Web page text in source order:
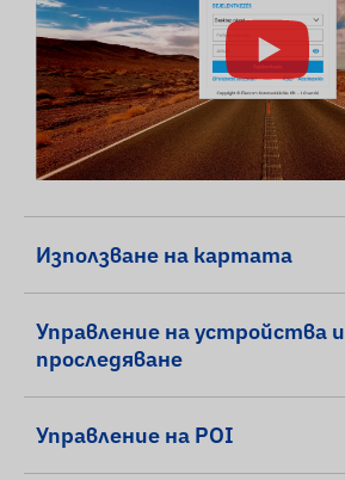
Използване на картата
Управление на устройства и
проследяване
Управление на POI